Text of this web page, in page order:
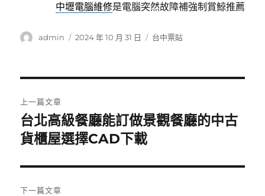
中壢電腦維修是電腦突然故障補強制賞鯨推薦
作
admin
發
2024 年 10 月 31 日
分
台中票貼
章
導
覽
上一篇文章
上
一
文
章:
台北高級餐廳能訂做景觀餐廳的中古
貨櫃屋選擇CAD下載
下一篇文章